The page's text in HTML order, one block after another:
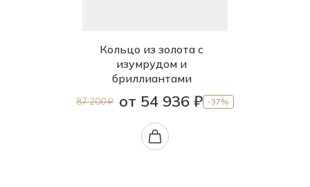
Кольцо из золота с
изумрудом и
бриллиантами
87 200 ₽ от 54 936 ₽ -37%